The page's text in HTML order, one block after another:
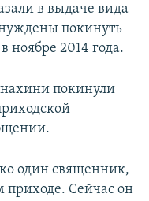
в выдаче вида
покинуть
ноябре 2014 года.
покинули
один священник,
приходе. Сейчас он